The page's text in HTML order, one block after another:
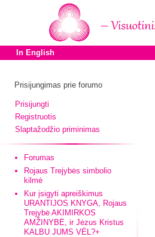
In English
Prisijungimas prie forumo
Prisijungti
Registruotis
Slaptažodžio priminimas
Forumas
Rojaus Trejybės simbolio
kilmė
Kur įsigyti apreiškimus
URANTIJOS KNYGA, Rojaus
Trejybė AKIMIRKOS
AMŽINYBĖ, ir Jėzus Kristus
KALBU JUMS VĖL?+